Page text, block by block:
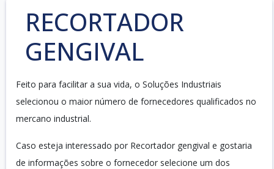
RECORTADOR
GENGIVAL
Feito para facilitar a sua vida, o Soluções Industriais
selecionou o maior número de fornecedores qualificados no
mercano industrial.
Caso esteja interessado por Recortador gengival e gostaria
de informações sobre o fornecedor selecione um dos